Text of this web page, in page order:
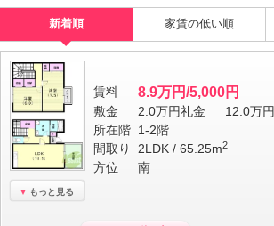
新着順 家賃の低い順
もっと見る
賃料 8.9万円/5,000円
敷金 2.0万円礼金
12.0万円
所在階 1-2階
間取り
2LDK / 65.25m2
方位 南